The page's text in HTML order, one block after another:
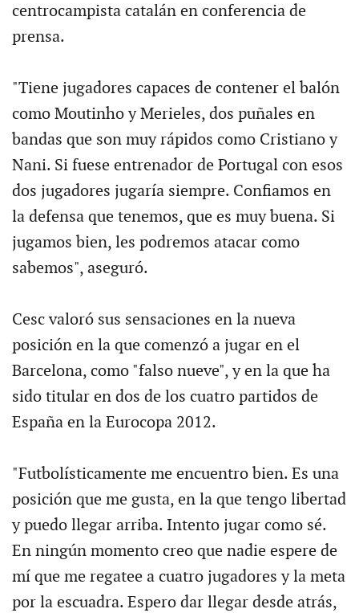
centrocampista catalán en conferencia de
prensa.
"Tiene jugadores capaces de contener el balón
como Moutinho y Merieles, dos puñales en
bandas que son muy rápidos como Cristiano y
Nani. Si fuese entrenador de Portugal con esos
dos jugadores jugaría siempre. Confiamos en
la defensa que tenemos, que es muy buena. Si
jugamos bien, les podremos atacar como
sabemos", aseguró.
Cesc valoró sus sensaciones en la nueva
posición en la que comenzó a jugar en el
Barcelona, como "falso nueve", y en la que ha
sido titular en dos de los cuatro partidos de
España en la Eurocopa 2012.
"Futbolísticamente me encuentro bien. Es una
posición que me gusta, en la que tengo libertad
y puedo llegar arriba. Intento jugar como sé.
En ningún momento creo que nadie espere de
mí que me regatee a cuatro jugadores y la meta
por la escuadra. Espero dar llegar desde atrás,